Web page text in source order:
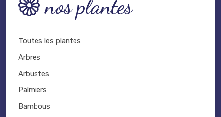
nos plantes
Toutes les plantes
Arbres
Arbustes
Palmiers
Bambous